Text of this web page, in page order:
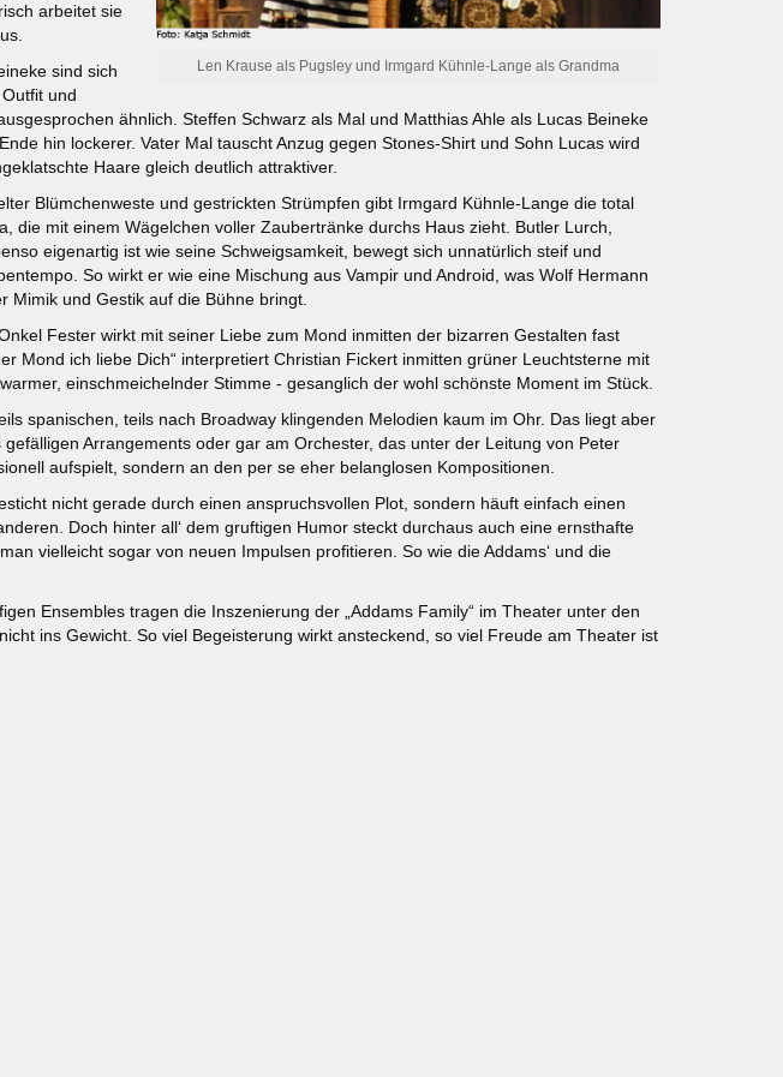
Len Krause als Pugsley und Irmgard Kühnle-Lange als Grandma
arbeitet sie
sind sich
und
ähnlich. Steffen Schwarz als Mal und Matthias Ahle als Lucas Beineke
hin lockerer. Vater Mal tauscht Anzug gegen Stones-Shirt und Sohn Lucas wird
Haare gleich deutlich attraktiver.
Blümchenweste und gestrickten Strümpfen gibt Irmgard Kühnle-Lange die total
die mit einem Wägelchen voller Zaubertränke durchs Haus zieht. Butler Lurch,
eigenartig ist wie seine Schweigsamkeit, bewegt sich unnatürlich steif und
So wirkt er wie eine Mischung aus Vampir und Android, was Wolf Hermann
Mimik und Gestik auf die Bühne bringt.
Fester wirkt mit seiner Liebe zum Mond inmitten der bizarren Gestalten fast
Mond ich liebe Dich“ interpretiert Christian Fickert inmitten grüner Leuchtsterne mit
einschmeichelnder Stimme - gesanglich der wohl schönste Moment im Stück.
spanischen, teils nach Broadway klingenden Melodien kaum im Ohr. Das liegt aber
gefälligen Arrangements oder gar am Orchester, das unter der Leitung von Peter
aufspielt, sondern an den per se eher belanglosen Kompositionen.
nicht gerade durch einen anspruchsvollen Plot, sondern häuft einfach einen
Doch hinter all‘ dem gruftigen Humor steckt durchaus auch eine ernsthafte
vielleicht sogar von neuen Impulsen profitieren. So wie die Addams‘ und die
Ensembles tragen die Inszenierung der „Addams Family“ im Theater unter den
ins Gewicht. So viel Begeisterung wirkt ansteckend, so viel Freude am Theater ist